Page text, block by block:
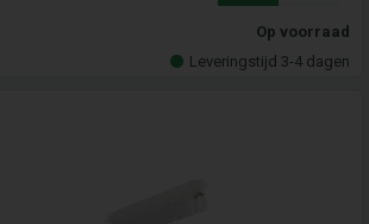
Op voorraad
Leveringstijd 3-4 dagen